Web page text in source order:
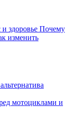
Почему
изменить